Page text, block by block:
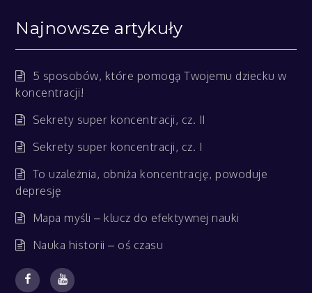
Najnowsze artykuły
5 sposobów, które pomogą Twojemu dziecku w
koncentracji!
Sekrety super koncentracji, cz. II
Sekrety super koncentracji, cz. I
To uzależnia, obniża koncentrację, powoduje
depresję
Mapa myśli – klucz do efektywnej nauki
Nauka historii – oś czasu